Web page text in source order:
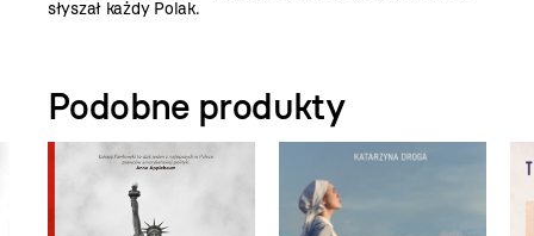
słyszał każdy Polak.
Podobne produkty